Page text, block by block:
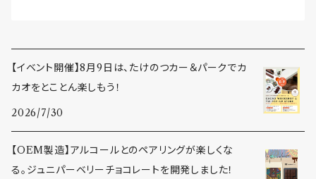
【イベント開催】8月9日は、たけのつカー＆パークでカ
カオをとことん楽しもう！
2026/7/30
【OEM製造】アルコールとのペアリングが楽しくな
る。ジュニパーベリーチョコレートを開発しました！